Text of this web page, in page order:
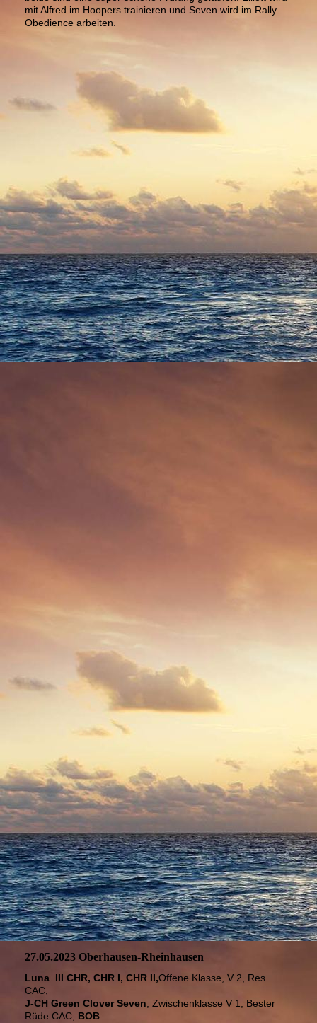
mit Alfred im Hoopers trainieren und Seven wird im Rally
Obedience arbeiten.
27.05.2023 Oberhausen-Rheinhausen
Luna III CHR, CHR I, CHR II,Offene Klasse, V 2, Res.
CAC,
J-CH Green Clover Seven , Zwischenklasse V 1, Bester
Rüde CAC, BOB